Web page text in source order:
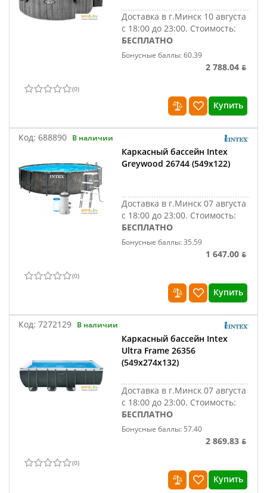
Доставка в г.Минск 10 августа
с 18:00 до 23:00. Стоимость:
БЕСПЛАТНО
Бонусные баллы: 60.39
2 788.04 ƃ
(0)
Купить
Код: 688890 В наличии
Каркасный бассейн Intex
Greywood 26744 (549x122)
Доставка в г.Минск 07 августа
с 18:00 до 23:00. Стоимость:
БЕСПЛАТНО
Бонусные баллы: 35.59
1 647.00 ƃ
(0)
Купить
Код: 7272129 В наличии
Каркасный бассейн Intex
Ultra Frame 26356
(549х274х132)
Доставка в г.Минск 07 августа
с 18:00 до 23:00. Стоимость:
БЕСПЛАТНО
Бонусные баллы: 57.40
2 869.83 ƃ
(0)
Купить